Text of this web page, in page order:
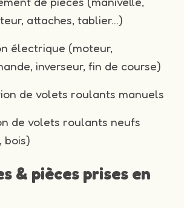
attaches, tablier…)
électrique (moteur,
inverseur, fin de course)
de volets roulants manuels
de volets roulants neufs
bois)
& pièces prises en